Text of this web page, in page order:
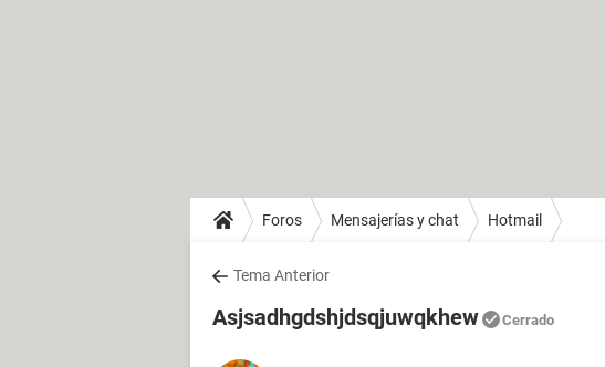
Foros Mensajerías y chat Hotmail
Tema Anterior
Asjsadhgdshjdsqjuwqkhew Cerrado